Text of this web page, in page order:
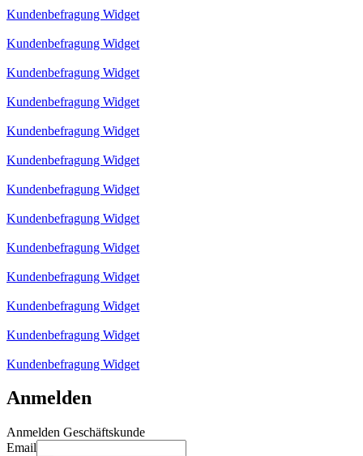
Kundenbefragung Widget
Kundenbefragung Widget
Kundenbefragung Widget
Kundenbefragung Widget
Kundenbefragung Widget
Kundenbefragung Widget
Kundenbefragung Widget
Kundenbefragung Widget
Kundenbefragung Widget
Kundenbefragung Widget
Kundenbefragung Widget
Kundenbefragung Widget
Kundenbefragung Widget
Anmelden
Anmelden Geschäftskunde
Email